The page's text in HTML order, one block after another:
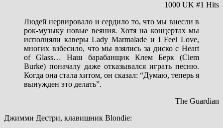
1000 UK #1 Hits
Людей нервировало и сердило то, что мы внесли в
рок-музыку новые веяния. Хотя на концертах мы
исполняли каверы Lady Marmalade и I Feel Love,
многих взбесило, что мы взялись за диско с Heart
of Glass… Наш барабанщик Клем Берк (Clem
Burke) поначалу даже отказывался играть песню.
Когда она стала хитом, он сказал: “Думаю, теперь я
вынужден это делать”.
The Guardian
Джимми Дестри, клавишник Blondie: